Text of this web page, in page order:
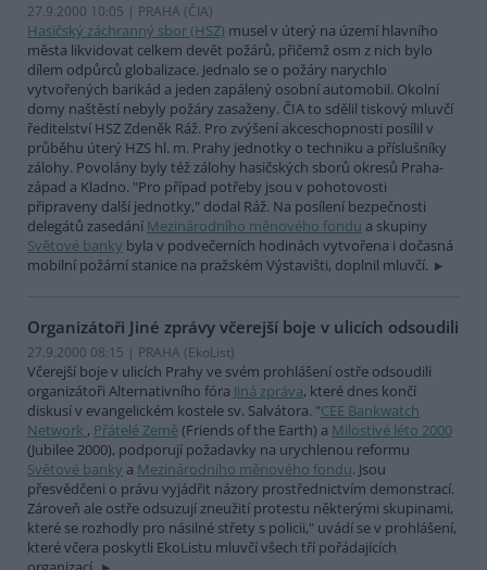
27.9.2000 10:05 | PRAHA (ČIA)
Hasičský záchranný sbor (HSZ) musel v úterý na území hlavního
města likvidovat celkem devět požárů, přičemž osm z nich bylo
dílem odpůrců globalizace. Jednalo se o požáry narychlo
vytvořených barikád a jeden zapálený osobní automobil. Okolní
domy naštěstí nebyly požáry zasaženy. ČIA to sdělil tiskový mluvčí
ředitelství HSZ Zdeněk Ráž. Pro zvýšení akceschopnosti posílil v
průběhu úterý HZS hl. m. Prahy jednotky o techniku a příslušníky
zálohy. Povolány byly též zálohy hasičských sborů okresů Praha-
západ a Kladno. "Pro případ potřeby jsou v pohotovosti
připraveny další jednotky," dodal Ráž. Na posílení bezpečnosti
delegátů zasedání Mezinárodního měnového fondu a skupiny
Světové banky byla v podvečerních hodinách vytvořena i dočasná
mobilní požární stanice na pražském Výstavišti, doplnil mluvčí.
Organizátoři Jiné zprávy včerejší boje v ulicích odsoudili
27.9.2000 08:15 | PRAHA (EkoList)
Včerejší boje v ulicích Prahy ve svém prohlášení ostře odsoudili
organizátoři Alternativního fóra Jiná zpráva, které dnes končí
diskusí v evangelickém kostele sv. Salvátora. "CEE Bankwatch
Network , Přátelé Země(Friends of the Earth) a Milostivé léto 2000
(Jubilee 2000), podporují požadavky na urychlenou reformu
Světové banky a Mezinárodního měnového fondu. Jsou
přesvědčeni o právu vyjádřit názory prostřednictvím demonstrací.
Zároveň ale ostře odsuzují zneužití protestu některými skupinami,
které se rozhodly pro násilné střety s policii," uvádí se v prohlášení,
které včera poskytli EkoListu mluvčí všech tří pořádajících